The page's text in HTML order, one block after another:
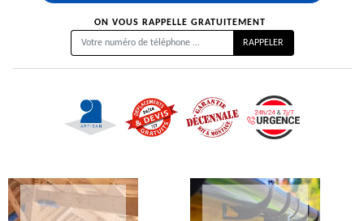
ON VOUS RAPPELLE GRATUITEMENT